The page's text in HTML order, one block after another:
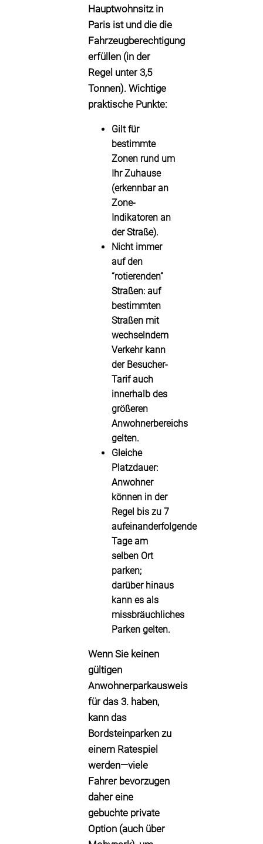
Hauptwohnsitz in
Paris ist und die die
Fahrzeugberechtigung
erfüllen (in der
Regel unter3,5
Tonnen). Wichtige
praktische Punkte:
Gilt für
bestimmte
Zonen rund um
Ihr Zuhause
(erkennbar an
Zone-
Indikatoren an
der Straße).
Nicht immer
auf den
“rotierenden”
Straßen: auf
bestimmten
Straßen mit
wechselndem
Verkehr kann
der Besucher-
Tarifauch
innerhalb des
größeren
Anwohnerbereichs
gelten.
Gleiche
Platzdauer:
Anwohner
können in der
Regel bis zu 7
aufeinanderfolgende
Tageam
selben Ort
parken;
darüber hinaus
kann es als
missbräuchliches
Parken gelten.
Wenn Sie keinen
gültigen
Anwohnerparkausweis
für das 3. haben,
kann das
Bordsteinparken zu
einem Ratespiel
werden—viele
Fahrer bevorzugen
daher eine
gebuchte private
Option (auch über